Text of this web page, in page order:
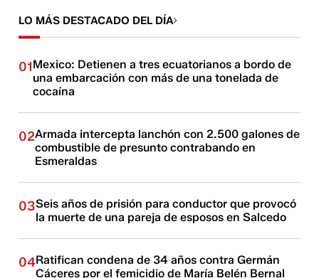
LO MÁS DESTACADO DEL DÍA
01Mexico: Detienen a tres ecuatorianos a bordo de
una embarcación con más de una tonelada de
cocaína
02Armada intercepta lanchón con 2.500 galones de
combustible de presunto contrabando en
Esmeraldas
03Seis años de prisión para conductor que provocó
la muerte de una pareja de esposos en Salcedo
04Ratifican condena de 34 años contra Germán
Cáceres por el femicidio de María Belén Bernal